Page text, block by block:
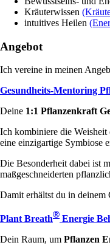
Kräuterwissen
intuitives Heilen
Angebot
Ich vereine in meinen
Gesundheits-Mentoring
Deine 1:1 Pflanzenkraft
Ich kombiniere die
eine einzigartige Symbiose
Die Besonderheit dabei ist
maßgeschneiderten
Damit erhältst du in deinem
Plant Breath® Energie
Dein Raum, um Pflanzen